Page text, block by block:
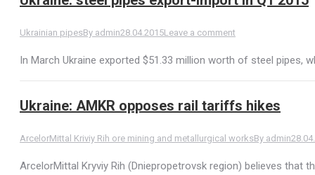
Ukrainian pipesBy admin28.04.2015Leave a comment
In March Ukraine exported $51.33 million worth of steel pipes,
Ukraine: AMKR opposes rail tariffs hikes
ArcelorMittal Kriviy Rih ore mining and metallurgical worksBy admin
ArcelorMittal Kryviy Rih (Dniepropetrovsk region) believes